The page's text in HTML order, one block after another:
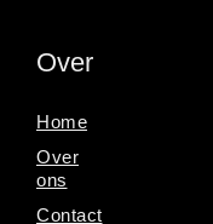
Over
Home
Over
ons
Contact